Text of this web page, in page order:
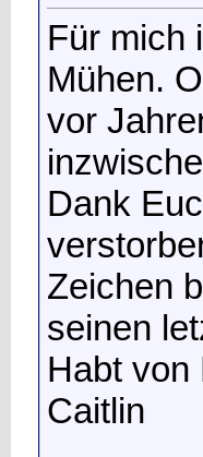
Für mich
Mühen.
vor
Dank
Zeichen
seinen
Habt von
Caitlin